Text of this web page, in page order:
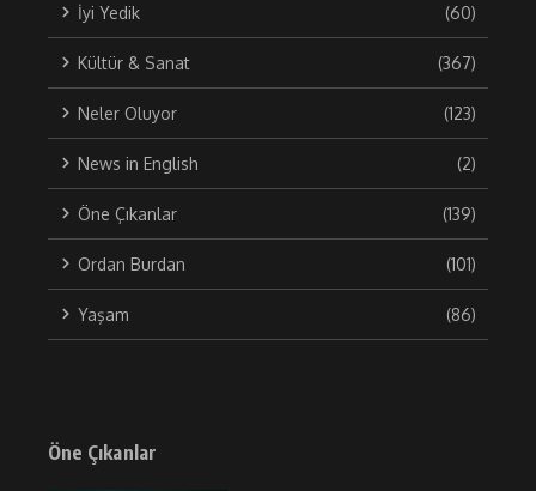
İyi Yedik (60)
Kültür & Sanat (367)
Neler Oluyor (123)
News in English (2)
Öne Çıkanlar (139)
Ordan Burdan (101)
Yaşam (86)
Öne Çıkanlar